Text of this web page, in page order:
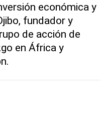
económica y
fundador y
de acción de
en África y